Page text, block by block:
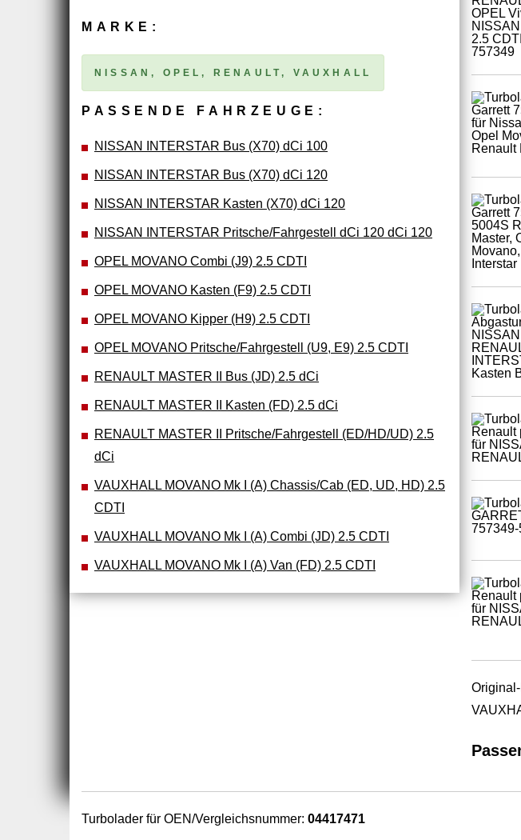
MARKE:
NISSAN, OPEL, RENAULT, VAUXHALL
PASSENDE FAHRZEUGE:
NISSAN INTERSTAR Bus (X70) dCi 100
NISSAN INTERSTAR Bus (X70) dCi 120
NISSAN INTERSTAR Kasten (X70) dCi 120
NISSAN INTERSTAR Pritsche/Fahrgestell dCi 120 dCi 120
OPEL MOVANO Combi (J9) 2.5 CDTI
OPEL MOVANO Kasten (F9) 2.5 CDTI
OPEL MOVANO Kipper (H9) 2.5 CDTI
OPEL MOVANO Pritsche/Fahrgestell (U9, E9) 2.5 CDTI
RENAULT MASTER II Bus (JD) 2.5 dCi
RENAULT MASTER II Kasten (FD) 2.5 dCi
RENAULT MASTER II Pritsche/Fahrgestell (ED/HD/UD) 2.5
dCi
VAUXHALL MOVANO Mk I (A) Chassis/Cab (ED, UD, HD) 2.5
CDTI
VAUXHALL MOVANO Mk I (A) Combi (JD) 2.5 CDTI
VAUXHALL MOVANO Mk I (A) Van (FD) 2.5 CDTI
Turbolader für OEN/Vergleichsnummer: 04417471